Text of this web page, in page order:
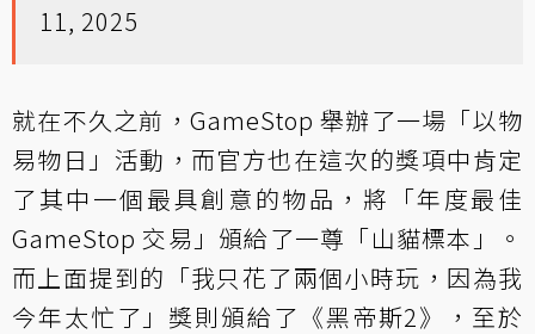
11, 2025
就在不久之前，GameStop 舉辦了一場「以物
易物日」活動，而官方也在這次的獎項中肯定
了其中一個最具創意的物品，將「年度最佳
GameStop 交易」頒給了一尊「山貓標本」。
而上面提到的「我只花了兩個小時玩，因為我
今年太忙了」獎則頒給了《黑帝斯2》，至於